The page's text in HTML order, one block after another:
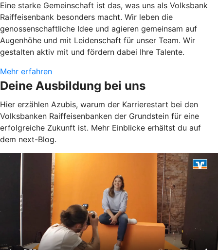
Eine starke Gemeinschaft ist das, was uns als Volksbank
Raiffeisenbank besonders macht. Wir leben die
genossenschaftliche Idee und agieren gemeinsam auf
Augenhöhe und mit Leidenschaft für unser Team. Wir
gestalten aktiv mit und fördern dabei Ihre Talente.
Mehr erfahren
Deine Ausbildung bei uns
Hier erzählen Azubis, warum der Karrierestart bei den
Volksbanken Raiffeisenbanken der Grundstein für eine
erfolgreiche Zukunft ist. Mehr Einblicke erhältst du auf
dem next-Blog.